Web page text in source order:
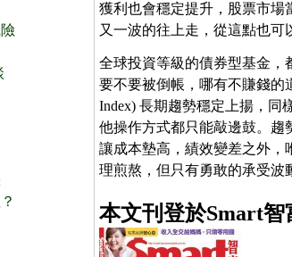
獲利也會穩定提升，股票市場
又一波的往上走，從這點也可
全球投資等級的債券型基金，
要不要被倒帳，哪有不賺錢的
Index) 長期趨勢穩定上揚，同
他操作方式都只能敲邊鼓。趨
讓成本墊高，績效變差之外，
理煎熬，但只有勇敢的承受波
本文刊登於Smart智